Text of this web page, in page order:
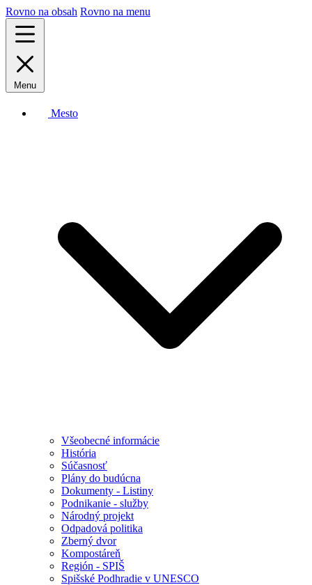
Rovno na obsah Rovno na menu
Menu
Mesto
Všeobecné informácie
História
Súčasnosť
Plány do budúcna
Dokumenty - Listiny
Podnikanie - služby
Národný projekt
Odpadová politika
Zberný dvor
Kompostáreň
Región - SPIŠ
Spišské Podhradie v UNESCO